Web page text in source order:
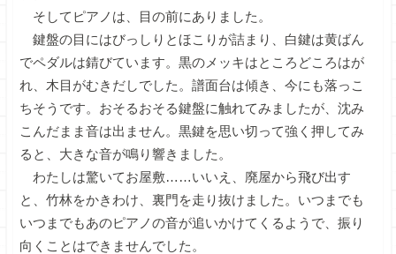
そしてピアノは、目の前にありました。
鍵盤の目にはびっしりとほこりが詰まり、白鍵は黄ばん
でペダルは錆びています。黒のメッキはところどころはが
れ、木目がむきだしでした。譜面台は傾き、今にも落っこ
ちそうです。おそるおそる鍵盤に触れてみましたが、沈み
こんだまま音は出ません。黒鍵を思い切って強く押してみ
ると、大きな音が鳴り響きました。
わたしは驚いてお屋敷……いいえ、廃屋から飛び出す
と、竹林をかきわけ、裏門を走り抜けました。いつまでも
いつまでもあのピアノの音が追いかけてくるようで、振り
向くことはできませんでした。